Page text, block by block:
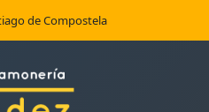
de Compostela